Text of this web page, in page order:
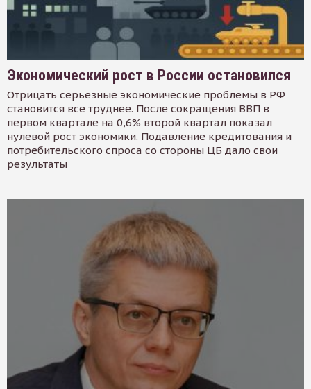
Экономический рост в России остановился
Отрицать серьезные экономические проблемы в РФ
становится все труднее. После сокращения ВВП в
первом квартале на 0,6% второй квартал показал
нулевой рост экономики. Подавление кредитования и
потребительского спроса со стороны ЦБ дало свои
результаты